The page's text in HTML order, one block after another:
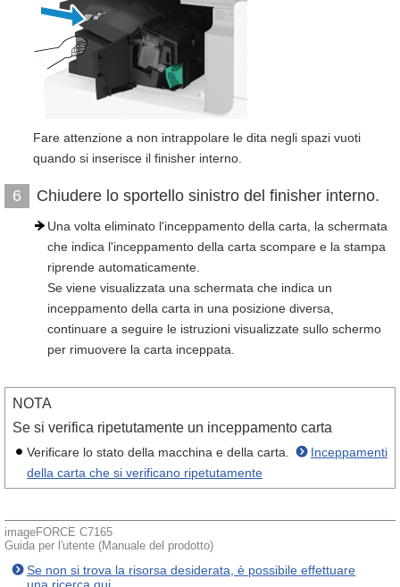
Fare attenzione a non intrappolare le dita negli spazi vuoti
quando si inserisce il finisher interno.
6 Chiudere lo sportello sinistro del finisher interno.
Una volta eliminato l'inceppamento della carta, la schermata
che indica l'inceppamento della carta scompare e la stampa
riprende automaticamente.
Se viene visualizzata una schermata che indica un
inceppamento della carta in una posizione diversa,
continuare a seguire le istruzioni visualizzate sullo schermo
per rimuovere la carta inceppata.
NOTA
Se si verifica ripetutamente un inceppamento carta
Verificare lo stato della macchina e della carta.
Inceppamenti
della carta che si verificano ripetutamente
imageFORCE C7165
Guida per l'utente (Manuale del prodotto)
Se non si trova la risorsa desiderata, è possibile effettuare
una ricerca qui.